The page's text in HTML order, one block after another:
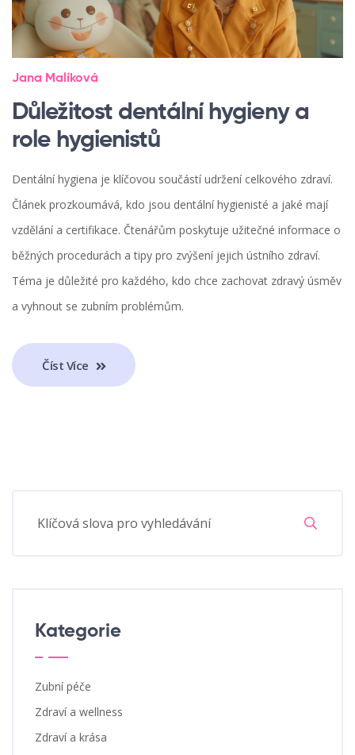
Jana Malíková
Důležitost dentální hygieny a
role hygienistů
Dentální hygiena je klíčovou součástí udržení celkového zdraví.
Článek prozkoumává, kdo jsou dentální hygienisté a jaké mají
vzdělání a certifikace. Čtenářům poskytuje užitečné informace o
běžných procedurách a tipy pro zvýšení jejich ústního zdraví.
Téma je důležité pro každého, kdo chce zachovat zdravý úsměv
a vyhnout se zubním problémům.
Číst Více
Kategorie
Zubní péče
Zdraví a wellness
Zdraví a krása